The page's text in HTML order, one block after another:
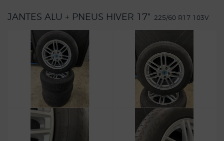
JANTES ALU + PNEUS HIVER 17" 225/60 R17 103V